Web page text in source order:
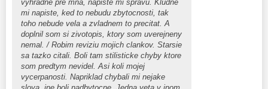
vyhradne pre mna, napiste mi spravu. Kludne
mi napiste, ked to nebudu zbytocnosti, tak
toho nebude vela a zvladnem to precitat. A
doplnil som si zivotopis, ktory som uverejneny
nemal. / Robim reviziu mojich clankov. Starsie
sa tazko citali. Boli tam stilisticke chyby ktore
som predtym nevidel. Asi koli mojej
vycerpanosti. Napriklad chybali mi nejake